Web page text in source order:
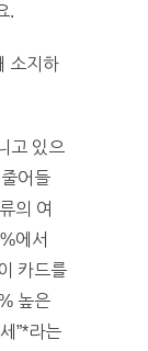
.
소지하
고 있으
어들
의 여
에서
카드를
높은
”*라는